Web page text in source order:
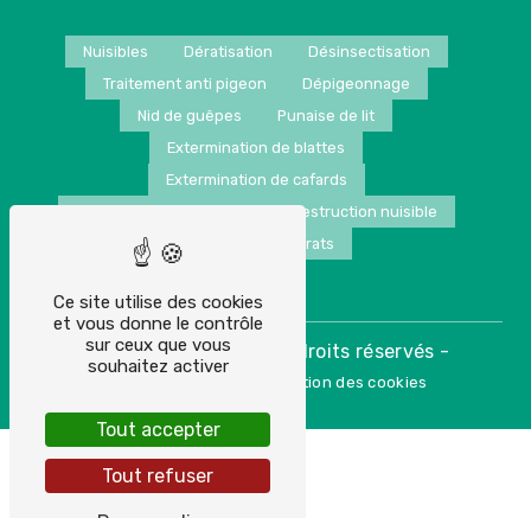
Nuisibles Dératisation
Désinsectisation
Traitement anti pigeon
Dépigeonnage
Nid de guêpes
Punaise de lit
Extermination de blattes
Extermination de cafards
Destruction nuisible
Extermination de rats
©Vistalid- 2026 - Tous droits réservés -
Gestion des cookies
Ce site utilise des cookies
et vous donne le contrôle
sur ceux que vous
souhaitez activer
Tout accepter
Tout refuser